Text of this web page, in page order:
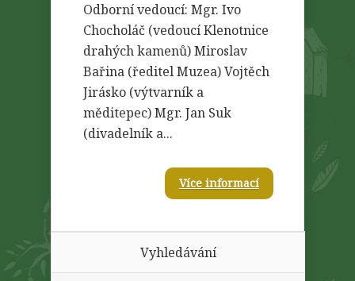
Odborní vedoucí: Mgr. Ivo
Chocholáč (vedoucí Klenotnice
drahých kamenů) Miroslav
Bařina (ředitel Muzea) Vojtěch
Jirásko (výtvarník a
měditepec) Mgr. Jan Suk
(divadelník a...
Více informací
Vyhledávání